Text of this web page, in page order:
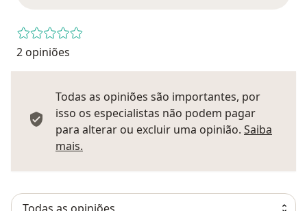
2 opiniões
Todas as opiniões são importantes, por
isso os especialistas não podem pagar
para alterar ou excluir uma opinião. Saiba
mais.